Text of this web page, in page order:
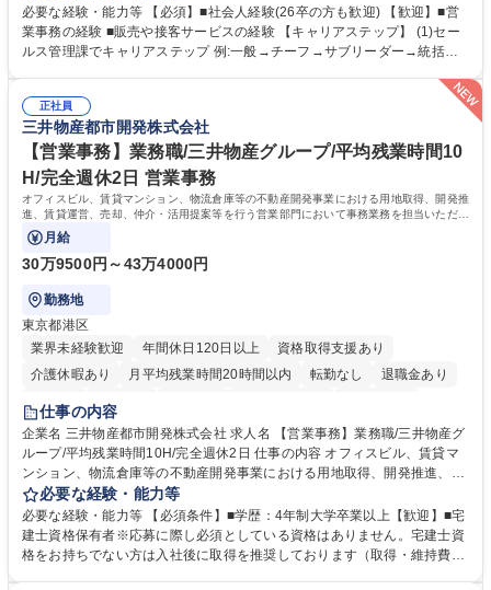
ブランド商品の事務業務をお任せいたします。 【具体的な業務内容】 ■店
舗からの発注受付/PC入力業務 ■受電対応(社内/社外) ■商品のマスター登
録 ■日々の売上抽出・報告 ■提携企業への書類送付業務 ■契約書管理業務
必要な経験・能力等 【必須】■社会人経験(26卒の方も歓迎) 【歓迎】■営
業事務の経験 ■販売や接客サービスの経験 【キャリアステップ】 (1)セー
ルス管理課でキャリアステップ 例:一般→チーフ→サブリーダー→統括リ
験で経営管理部内で経理へ異動した方もいらっしゃいます。年3回の面談
や個別面談を通してご自身のキャリアと向き合っていただき、会社として
もバックアップしていきます。 学歴・資格 学歴：大学院 大学 高専 短大
専修学校 高校 語学力： 資格：
正社員
三井物産都市開発株式会社
【営業事務】業務職/三井物産グループ/平均残業時間10
H/完全週休2日 営業事務
オフィスビル、賃貸マンション、物流倉庫等の不動産開発事業における用地取得、開発推
進、賃貸運営、売却、仲介・活用提案等を行う営業部門において事務業務を担当いただき
ます。
月給
30万9500円～43万4000円
勤務地
東京都港区
業界未経験歓迎
年間休日120日以上
資格取得支援あり
介護休暇あり
月平均残業時間20時間以内 転勤なし
退職金あり
在宅OK
賞与あり
駅近5分以内
土日祝休み 寮・社宅あり
仕事の内容
企業名 三井物産都市開発株式会社 求人名 【営業事務】業務職/三井物産グ
ループ/平均残業時間10H/完全週休2日 仕事の内容 オフィスビル、賃貸マ
ンション、物流倉庫等の不動産開発事業における用地取得、開発推進、賃
貸運営、売却、仲介・活用提案等を行う営業部門において事務業務を担当
いただきます。 【詳細】・契約書管理、契約書製本、捺印対応、ファイリ
ング、登記簿取得、調書取得・支払業務（各種費用支払、支払管理、請
求・支払データ登録、取引先マスター申請対応）・予算作成及び予実管
必要な経験・能力等
必要な経験・能力等 【必須条件】■学歴：4年制大学卒業以上【歓迎】■宅
建士資格保有者※応募に際し必須としている資格はありません。宅建士資
格をお持ちでない方は入社後に取得を推奨しております（取得・維持費用